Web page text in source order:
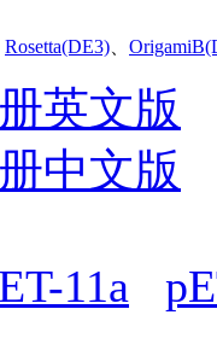
Rosetta(DE3)
英文版
中文版
11a